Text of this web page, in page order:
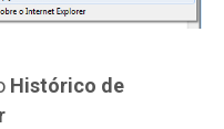
Histórico de